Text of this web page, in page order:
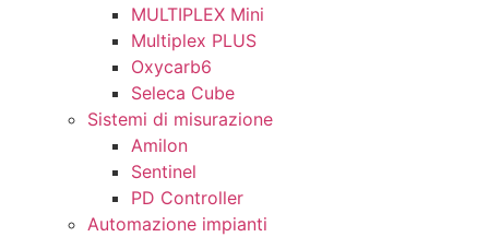
MULTIPLEX Mini
Multiplex PLUS
Oxycarb6
Seleca Cube
Sistemi di misurazione
Amilon
Sentinel
PD Controller
Automazione impianti